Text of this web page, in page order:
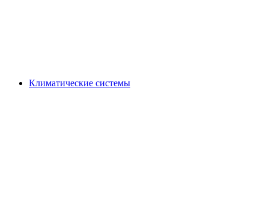
Климатические системы